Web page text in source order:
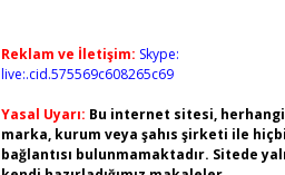
Reklam ve İletişim: Skype:
live:.cid.575569c608265c69
Yasal Uyarı: Bu internet sitesi,
marka, kurum veya şahıs şirketi ile
bağlantısı bulunmamaktadır. Sitede